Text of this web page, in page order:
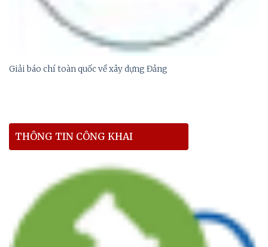
Giải báo chí toàn quốc về xây dựng Đảng
THÔNG TIN CÔNG KHAI